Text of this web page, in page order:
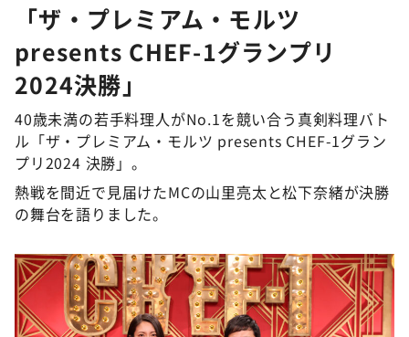
河合＆A.B.C-Z塚田×福井アナ「なんでやねん！？」
DAIGOも台所 ～きょうの献立 何にする？～
本日はダイアンなり！シーズン２
朝だ！生です旅サラダ
教えて！ニュースライブ 正義のミカタ
ＬＩＦＥ～夢のカタチ～
新婚さんいらっしゃい！
ポツンと一軒家
ザキ山小屋本館
ぺこぱのまるスポ
「ザ・プレミアム・モルツ
presents CHEF-1グランプリ
2024決勝」
40歳未満の若手料理人がNo.1を競い合う真剣料理バト
ル「ザ・プレミアム・モルツ presents CHEF-1グラン
プリ2024 決勝」。
熱戦を間近で見届けたMCの山里亮太と松下奈緒が決勝
の舞台を語りました。